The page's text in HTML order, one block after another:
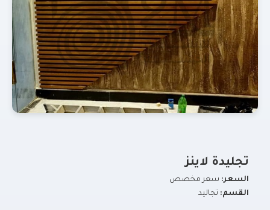
تجليدة لاينز
السعر: سعر مخصص
القسم: تجاليد